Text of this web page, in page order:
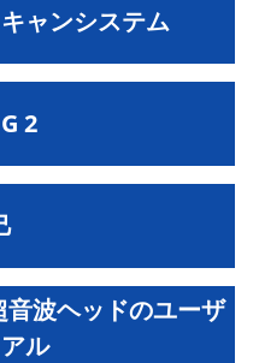
ャンシステム
2
波ヘッドのユーザ
ル